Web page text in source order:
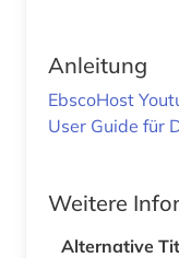
Anleitung
EbscoHost
User Guide für
Weitere
Alternative